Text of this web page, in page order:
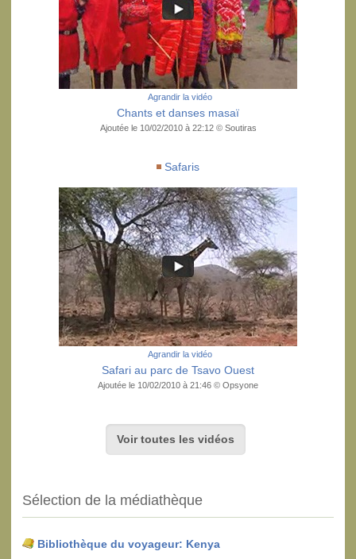
Agrandir la vidéo
Chants et danses masaï
Ajoutée le 10/02/2010 à 22:12 © Soutiras
Safaris
Agrandir la vidéo
Safari au parc de Tsavo Ouest
Ajoutée le 10/02/2010 à 21:46 © Opsyone
Voir toutes les vidéos
Sélection de la médiathèque
Bibliothèque du voyageur: Kenya